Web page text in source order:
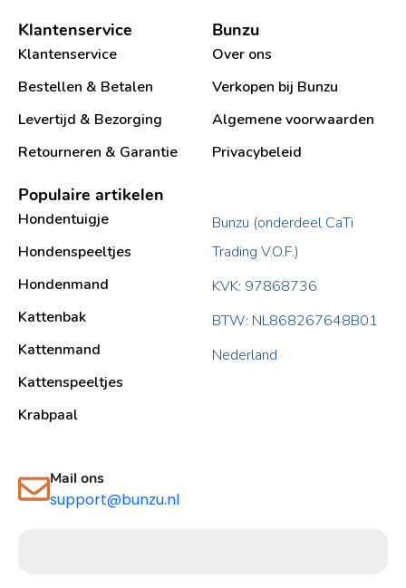
Klantenservice
Klantenservice
Bestellen & Betalen
Levertijd & Bezorging
Retourneren & Garantie
Bunzu
Over ons
Verkopen bij Bunzu
Algemene voorwaarden
Privacybeleid
Populaire artikelen
Hondentuigje
Hondenspeeltjes
Hondenmand
Kattenbak
Kattenmand
Kattenspeeltjes
Krabpaal​
Bunzu (onderdeel CaTi
Trading V.O.F.)
KVK: 97868736
BTW: NL868267648B01
Nederland
Mail ons
support@bunzu.nl